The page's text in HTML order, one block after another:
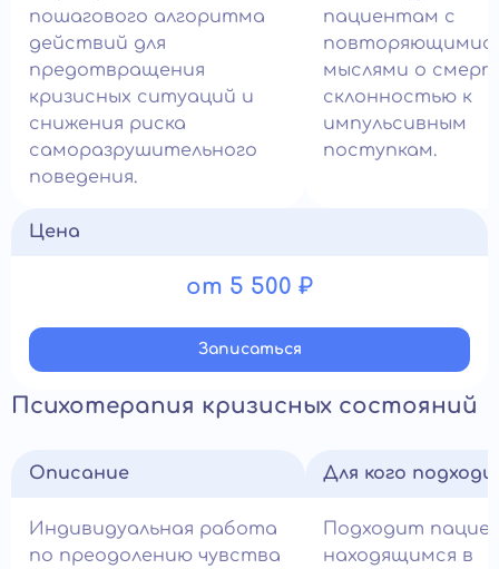
пошагового алгоритма
действий для
предотвращения
кризисных ситуаций и
снижения риска
саморазрушительного
поведения.
пациентам с
мыслями о
склонностью к
импульсивным
поступкам.
Цена
от 5 500 ₽
Записатьcя
Психотерапия кризисных состояний
Описание
Индивидуальная работа
по преодолению чувства
Для кого
Подходит
находящимся в